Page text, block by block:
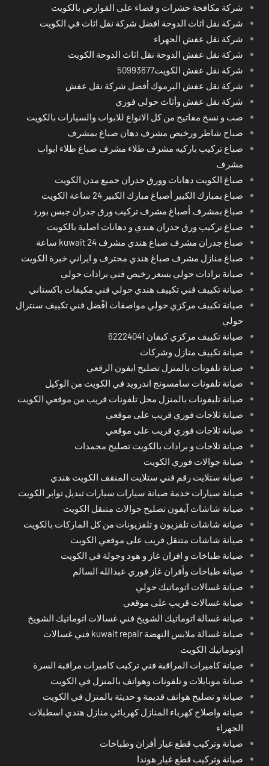
شركة مكافحة حشرات و قضاء على القوارض بالكويت
شركة نقل اثاث الدوحة افضل شركة نقل اثاث في الكويت
شركة نقل عفش الجهراء
شركة نقل عفش الدوحة نقل اثاث الدوحة الكويت
شركة نقل عفش الكويت50993677
شركة نقل عفش اليرموك أفضل شركة نقل عفش
شركة نقل عفش وأثاث حولي فوري
صب و نسخ مفاتيح من كل الانواع للابواب والسيارات بالكويت
صباخ شاطر ورخيص مشرف دهان صباغ بمشرف
صباع تركيب باركيه مشرف طلاء مشرف صباغ طلاء ابواب
مشرف
صباغ الكويت دهانات وورق جدران جميع مدن الكويت
صباغ بمبارك الكبير أصباغ مبارك الكبير 24 ساعة الكويت
صباغ بمشرف أصباغ مشرف تركيب ورق جدران جبس بورد
صباغ تركيب ورق جدران هندي و دهانات اصلية بالكويت
صباغ جدران مشرف صباغ هندي مشرف kuwait 24 ساعة
صباغ منازل مشرف صباغ هندي محترف و ايراني خبرة الكويت
صيانة برادات حولي بسعر رخيص فني برادات حولي
صيانة تكييف فني تكييف هندي حولي فني مكيفات باكستاني
صيانة تكييف مركزي حولي مواصفات افْضل فني تكييف سنترال
حولي
صيانة تكييف مركزي كيفان 62224041
صيانة تكييف منازل وشركات
صيانة تلفونات بالمنزل تصليح ايفون الرقعي
صيانة تلفونات سامسونج اندرويد في الكويت من الوكيل
صيانة تليفونات بالمنزل محل تلفونات قريب من موقعي الكويت
صيانة ثلاجات فوري قريب على موقعي
صيانة ثلاجات فوري قريب على موقعي
صيانة ثلاجات و برادات بالكويت تصليح مجمدات
صيانة جوالات فوري الكويت
صيانة ستلايت رقم فني ستلايت المنقف الكويت هندي
صيانة سيارات خدمة صيانة سيارات سيارات تبديل تواير الكويت
صيانة شاشات آيفون تصليح جوالات متنقل الكويت
صيانة شاشات تلفزيون و تلفزيونات من كل الماركات بالكويت
صيانة شاشات متنقل قريب على موقعي الكويت
صيانة طباخات و افران غاز و هود وجولة في الكويت
صيانة طباخات وأفران غاز فوري عبدالله السالم
صيانة غسالات اتوماتيك حولي
صيانة غسالات قريب على موقعي
صيانة غسالة اتوماتيك الشويخ فني غسالات اتوماتيك الشويخ
صيانة غسالة ملابس النهضة kuwait repair فني غسالات
اوتوماتيك الكويت
صيانة كاميرات المراقبة فني تركيب كاميرات مراقبة السرة
صيانة موبايلات و تلفونات وهواتف بالمنزل في الكويت
صيانة و تصليح هواتف قديمة و حديثة بالمنزل في الكويت
صيانة واصلاح كهرباء المنازل كهربائي منازل هندي اسطبلات
الجهراء
صيانة وتركيب قطع غيار أفران وطباخات
صيانة وتركيب قطع غيار هوندا